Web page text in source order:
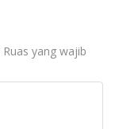
Ruas yang wajib